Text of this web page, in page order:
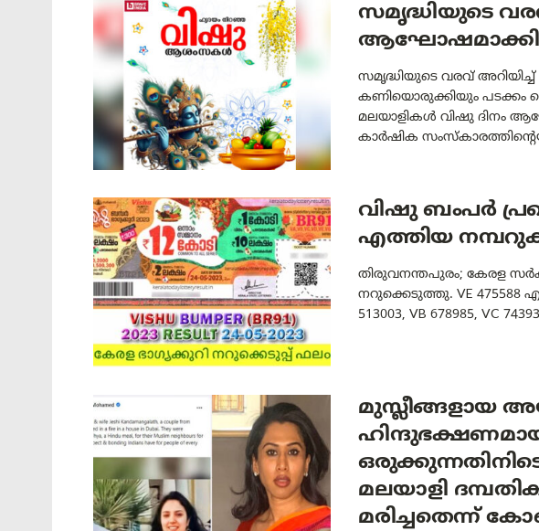
സമൃദ്ധിയുടെ
ആഘോഷമാക്കി
സമൃദ്ധിയുടെ വരവ് അറിയിച്ച്
കണിയൊരുക്കിയും പടക്കം
മലയാളികൾ വിഷു ദിനം
കാർഷിക
വിഷു ബംപർ
എത്തിയ
തിരുവനന്തപുരം; കേരള
നറുക്കെടുത്തു. VE 475588
513003, VB 678985, VC
മുസ്ലീങ്ങളായ
മലയാളി
മരിച്ചതെന്ന്